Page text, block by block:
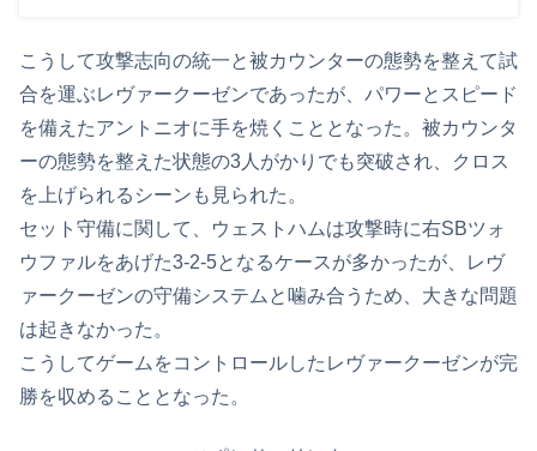
こうして攻撃志向の統一と被カウンターの態勢を整えて試
合を運ぶレヴァークーゼンであったが、パワーとスピード
を備えたアントニオに手を焼くこととなった。被カウンタ
ーの態勢を整えた状態の3人がかりでも突破され、クロス
を上げられるシーンも見られた。
セット守備に関して、ウェストハムは攻撃時に右SBツォ
ウファルをあげた3-2-5となるケースが多かったが、レヴ
ァークーゼンの守備システムと噛み合うため、大きな問題
は起きなかった。
こうしてゲームをコントロールしたレヴァークーゼンが完
勝を収めることとなった。